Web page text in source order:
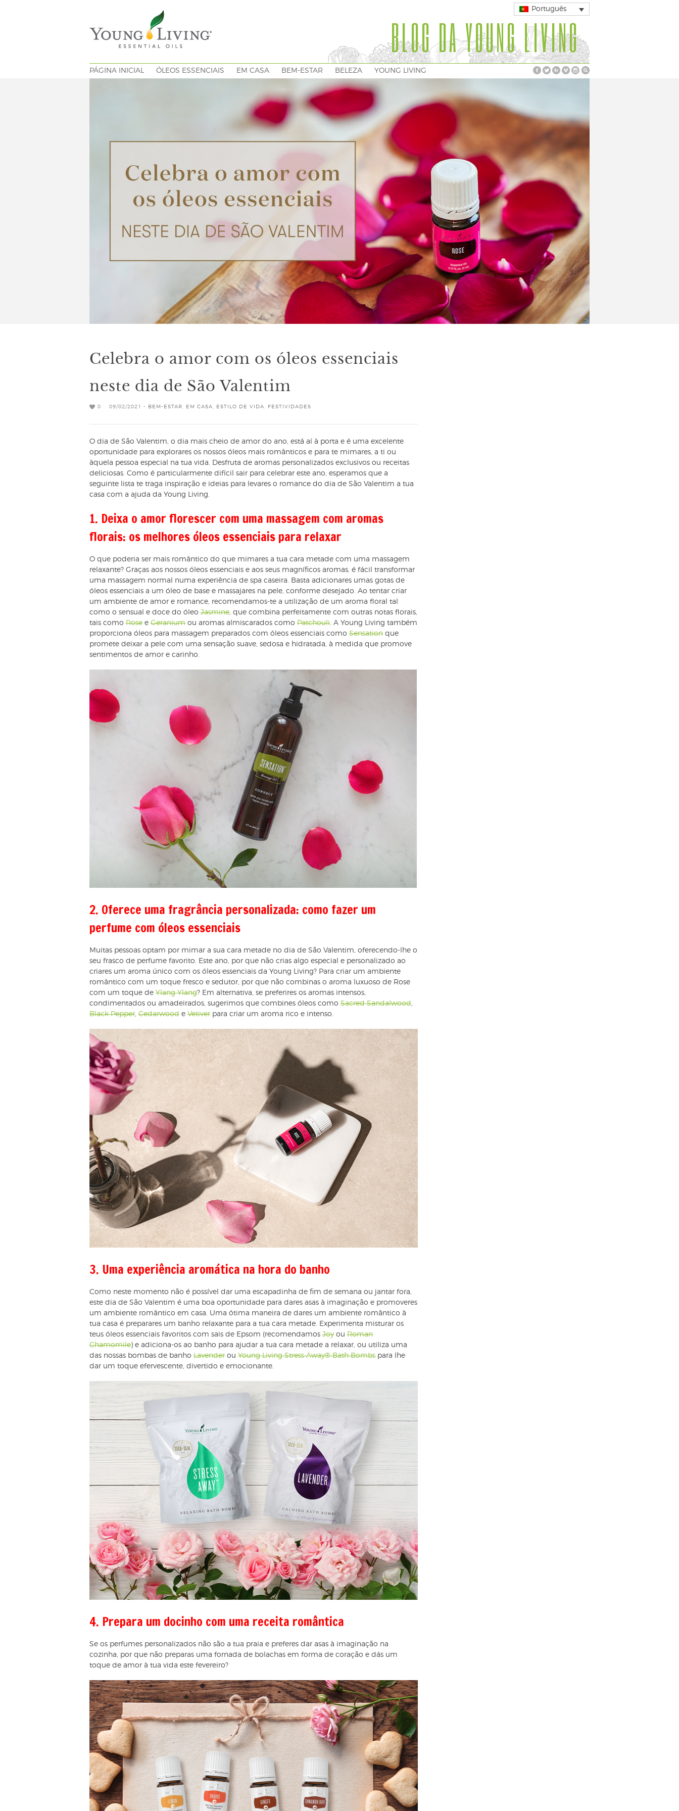
Português
BLOG DA YOUNG LIVING
PÁGINA INICIAL ÓLEOS ESSENCIAIS EM CASA BEM-ESTAR BELEZA YOUNG LIVING
Celebra o amor com os óleos essenciais
neste dia de São Valentim
0 09/02/2021 - BEM-ESTAR EM CASA ESTILO DE VIDA FESTIVIDADES
O dia de São Valentim, o dia mais cheio de amor do ano, está aí à porta e é uma excelente
oportunidade para explorares os nossos óleos mais românticos e para te mimares, a ti ou
àquela pessoa especial na tua vida. Desfruta de aromas personalizados exclusivos ou receitas
deliciosas. Como é particularmente difícil sair para celebrar este ano, esperamos que a
seguinte lista te traga inspiração e ideias para levares o romance do dia de São Valentim a tua
casa com a ajuda da Young Living.
1. Deixa o amor florescer com uma massagem com aromas
florais: os melhores óleos essenciais para relaxar
O que poderia ser mais romântico do que mimares a tua cara metade com uma massagem
relaxante? Graças aos nossos óleos essenciais e aos seus magníficos aromas, é fácil transformar
uma massagem normal numa experiência de spa caseira. Basta adicionares umas gotas de
óleos essenciais a um óleo de base e massajares na pele, conforme desejado. Ao tentar criar
um ambiente de amor e romance, recomendamos-te a utilização de um aroma floral tal
como o sensual e doce do óleo Jasmine , que combina perfeitamente com outras notas florais,
tais como Rose e Geranium ou aromas almiscarados como Patchouli . A Young Living também
proporciona óleos para massagem preparados com óleos essenciais como Sensation que
promete deixar a pele com uma sensação suave, sedosa e hidratada, à medida que promove
sentimentos de amor e carinho.
2. Oferece uma fragrância personalizada: como fazer um
perfume com óleos essenciais
Muitas pessoas optam por mimar a sua cara metade no dia de São Valentim, oferecendo-lhe o
seu frasco de perfume favorito. Este ano, por que não crias algo especial e personalizado ao
criares um aroma único com os óleos essenciais da Young Living? Para criar um ambiente
romântico com um toque fresco e sedutor, por que não combinas o aroma luxuoso de Rose
com um toque de Ylang Ylang? Em alternativa, se preferires os aromas intensos,
condimentados ou amadeirados, sugerimos que combines óleos como Sacred Sandalwood
Black Pepper Cedarwood e Vetiver para criar um aroma rico e intenso.
3. Uma experiência aromática na hora do banho
Como neste momento não é possível dar uma escapadinha de fim de semana ou jantar fora,
este dia de São Valentim é uma boa oportunidade para dares asas à imaginação e promoveres
um ambiente romântico em casa. Uma ótima maneira de dares um ambiente romântico à
tua casa é preparares um banho relaxante para a tua cara metade. Experimenta misturar os
teus óleos essenciais favoritos com sais de Epsom (recomendamos Joy ou Roman
Chamomile) e adiciona-os ao banho para ajudar a tua cara metade a relaxar, ou utiliza uma
das nossas bombas de banho Lavender ou Young Living Stress Away® Bath Bombs para lhe
dar um toque efervescente, divertido e emocionante.
4. Prepara um docinho com uma receita romântica
Se os perfumes personalizados não são a tua praia e preferes dar asas à imaginação na
cozinha, por que não preparas uma fornada de bolachas em forma de coração e dás um
toque de amor à tua vida este fevereiro?